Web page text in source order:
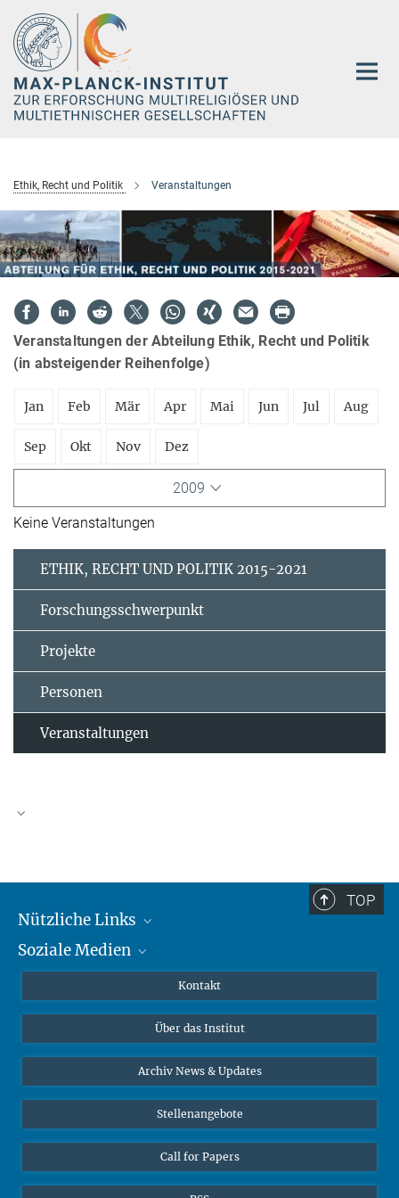
Hauptinhalt
Ethik, Recht und Politik Veranstaltungen
Veranstaltungen der Abteilung Ethik, Recht und Politik
(in absteigender Reihenfolge)
Jan Feb Mär Apr Mai Jun Jul Aug
Sep Okt Nov Dez
2009
Keine Veranstaltungen
ETHIK, RECHT UND POLITIK 2015-2021
Forschungsschwerpunkt
Projekte
Personen
Veranstaltungen
TOP
Nützliche Links
MMG Alumni Corner
Online-Vorträge
Interviews zum Thema "Diversity"
Soziale Medien
Bluesky
Kontakt
Über das Institut
Archiv News & Updates
Stellenangebote
Call for Papers